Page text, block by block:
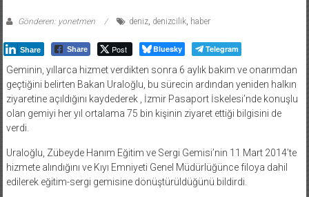
Gönderen: yonetmen deniz, denizcilik, haber
Share Share Post Bluesky Telegram
Geminin, yıllarca hizmet verdikten sonra 6 aylık bakım ve onarımdan
geçtiğini belirten Bakan Uraloğlu, bu sürecin ardından yeniden halkın
ziyaretine açıldığını kaydederek , İzmir Pasaport İskelesi’nde konuşlu
olan gemiyi her yıl ortalama 75 bin kişinin ziyaret ettiği bilgisini de
verdi.
Uraloğlu, Zübeyde Hanım Eğitim ve Sergi Gemisi’nin 11 Mart 2014’te
hizmete alındığını ve Kıyı Emniyeti Genel Müdürlüğünce filoya dahil
edilerek eğitim-sergi gemisine dönüştürüldüğünü bildirdi.